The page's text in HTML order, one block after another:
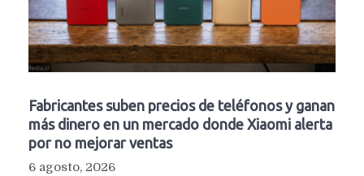
Fabricantes suben precios de teléfonos y ganan
más dinero en un mercado donde Xiaomi alerta
por no mejorar ventas
6 agosto, 2026